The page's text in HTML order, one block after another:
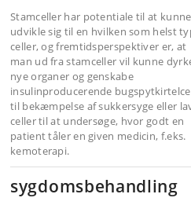
Stamceller har potentiale til at kunne
udvikle sig til en hvilken som helst
celler, og fremtidsperspektiver er, at
man ud fra stamceller vil kunne
nye organer og genskabe
insulinproducerende
til bekæmpelse af sukkersyge eller
celler til at undersøge, hvor godt en
patient tåler en given medicin, f.eks.
kemoterapi.
sygdomsbehandling